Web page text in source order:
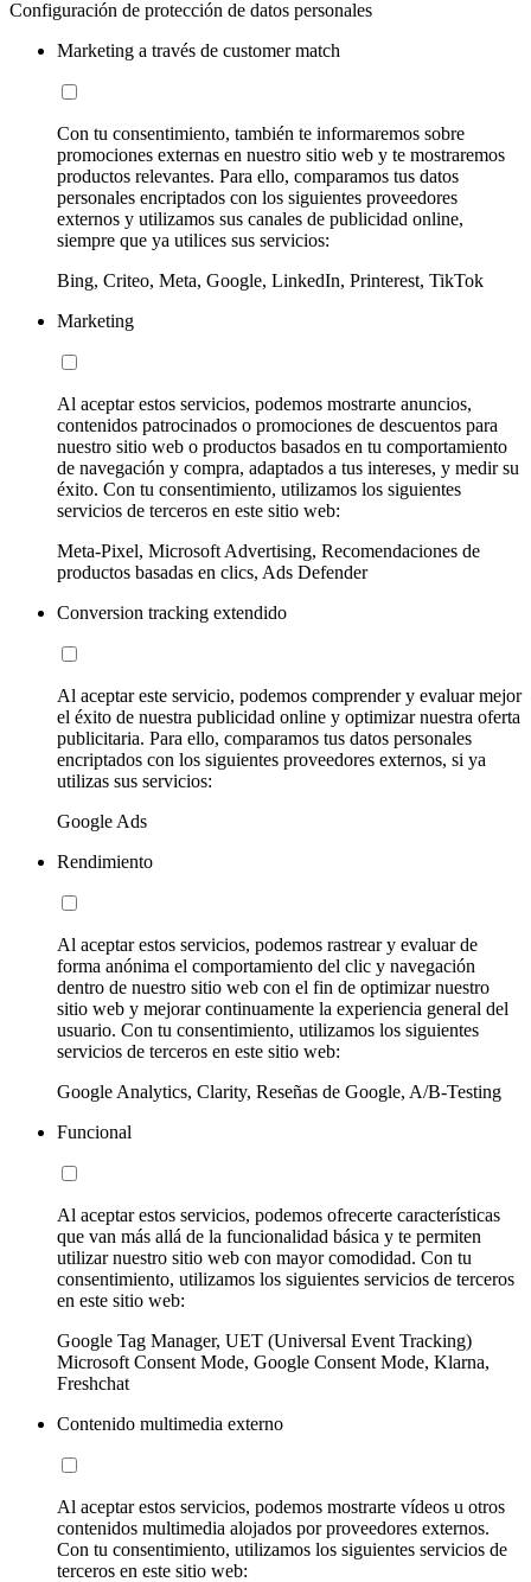
Configuración de protección de datos personales
Marketing a través de customer match
Con tu consentimiento, también te informaremos sobre
promociones externas en nuestro sitio web y te mostraremos
productos relevantes. Para ello, comparamos tus datos
personales encriptados con los siguientes proveedores
externos y utilizamos sus canales de publicidad online,
siempre que ya utilices sus servicios:
Bing, Criteo, Meta, Google, LinkedIn, Printerest, TikTok
Marketing
Al aceptar estos servicios, podemos mostrarte anuncios,
contenidos patrocinados o promociones de descuentos para
nuestro sitio web o productos basados en tu comportamiento
de navegación y compra, adaptados a tus intereses, y medir su
éxito. Con tu consentimiento, utilizamos los siguientes
servicios de terceros en este sitio web:
Meta-Pixel, Microsoft Advertising, Recomendaciones de
productos basadas en clics, Ads Defender
Conversion tracking extendido
Al aceptar este servicio, podemos comprender y evaluar mejor
el éxito de nuestra publicidad online y optimizar nuestra oferta
publicitaria. Para ello, comparamos tus datos personales
encriptados con los siguientes proveedores externos, si ya
utilizas sus servicios:
Google Ads
Rendimiento
Al aceptar estos servicios, podemos rastrear y evaluar de
forma anónima el comportamiento del clic y navegación
dentro de nuestro sitio web con el fin de optimizar nuestro
sitio web y mejorar continuamente la experiencia general del
usuario. Con tu consentimiento, utilizamos los siguientes
servicios de terceros en este sitio web:
Google Analytics, Clarity, Reseñas de Google, A/B-Testing
Funcional
Al aceptar estos servicios, podemos ofrecerte características
que van más allá de la funcionalidad básica y te permiten
utilizar nuestro sitio web con mayor comodidad. Con tu
consentimiento, utilizamos los siguientes servicios de terceros
en este sitio web:
Google Tag Manager, UET (Universal Event Tracking)
Microsoft Consent Mode, Google Consent Mode, Klarna,
Freshchat
Contenido multimedia externo
Al aceptar estos servicios, podemos mostrarte vídeos u otros
contenidos multimedia alojados por proveedores externos.
Con tu consentimiento, utilizamos los siguientes servicios de
terceros en este sitio web: